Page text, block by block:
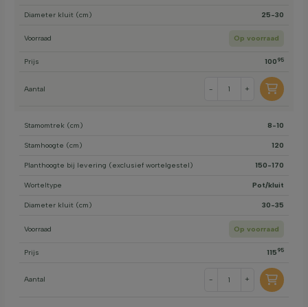
Diameter kluit (cm) 25-30
Voorraad Op voorraad
Prijs 100 95
Aantal - +
Stamomtrek (cm) 8-10
Stamhoogte (cm) 120
Planthoogte bij levering (exclusief wortelgestel) 150-170
Worteltype Pot/kluit
Diameter kluit (cm) 30-35
Voorraad Op voorraad
Prijs 115 95
Aantal - +